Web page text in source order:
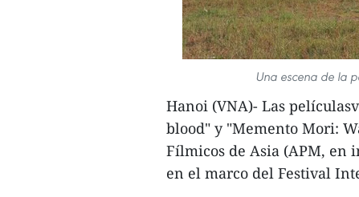
Una escena de la
Hanoi (VNA)- Las
blood" y "Memento Mori:
Fílmicos de Asia (APM, en
en el marco del Festival